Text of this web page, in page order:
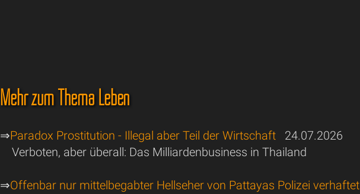
Mehr zum Thema Leben
⇒Paradox Prostitution - Illegal aber Teil der Wirtschaft 24.07.2026
Verboten, aber überall: Das Milliardenbusiness in Thailand
⇒Offenbar nur mittelbegabter Hellseher von Pattayas Polizei verhaftet